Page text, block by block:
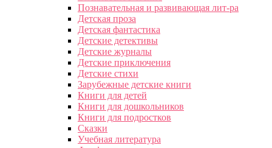
Познавательная и развивающая лит-ра
Детская проза
Детская фантастика
Детские детективы
Детские журналы
Детские приключения
Детские стихи
Зарубежные детские книги
Книги для детей
Книги для дошкольников
Книги для подростков
Сказки
Учебная литература